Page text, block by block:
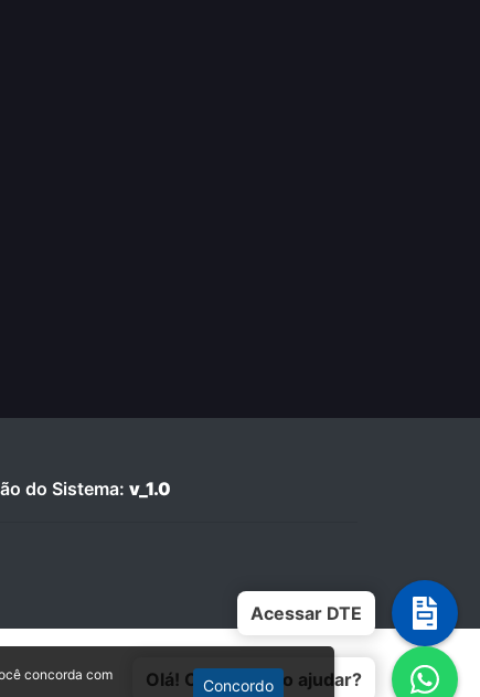
Acessar DTE
Olá! Como posso ajudar?
do Sistema: v_1.0
concorda com
Concordo